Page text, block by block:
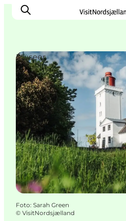
Highlights
Oplev
Det Sker
Overnatning
Byer
Planlæg ferien
Museer
Foto: Sarah Green
© VisitNordsjælland